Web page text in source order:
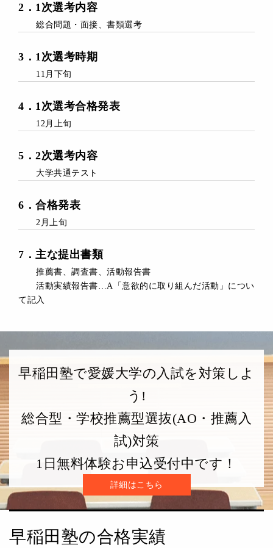
2 ．1次選考内容
総合問題・面接、書類選考
3 ． 1次選考時期
11月下旬
4 ． 1次選考合格発表
12月上旬
5 ． 2次選考内容
大学共通テスト
6 ． 合格発表
2月上旬
7 ．主な提出書類
推薦書、調査書、活動報告書
活動実績報告書…A「意欲的に取り組んだ活動」につい
て記入
早稲田塾で愛媛大学の入試を対策しよ
う!
総合型・学校推薦型選抜(AO・推薦入
試)対策
1日無料体験お申込受付中です！
詳細はこちら
早稲田塾の合格実績